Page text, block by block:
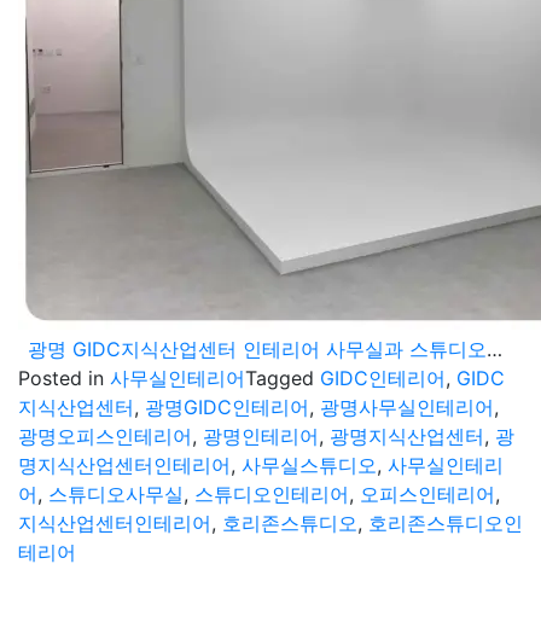
광명 GIDC지식산업센터 인테리어 사무실과 스튜디오공간 시공완료
Posted in 사무실인테리어Tagged GIDC인테리어, GIDC
지식산업센터, 광명GIDC인테리어, 광명사무실인테리어,
광명오피스인테리어, 광명인테리어, 광명지식산업센터, 광
명지식산업센터인테리어, 사무실스튜디오, 사무실인테리
어, 스튜디오사무실, 스튜디오인테리어, 오피스인테리어,
지식산업센터인테리어, 호리존스튜디오, 호리존스튜디오인
테리어